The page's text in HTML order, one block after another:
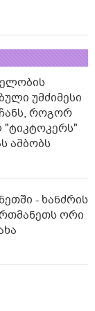
პირის
და
უმძიმესი
როგორ
ამბობს
- ხანძრის
ორი